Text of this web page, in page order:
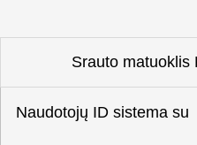
Srauto matuoklis
Naudotojų ID sistema